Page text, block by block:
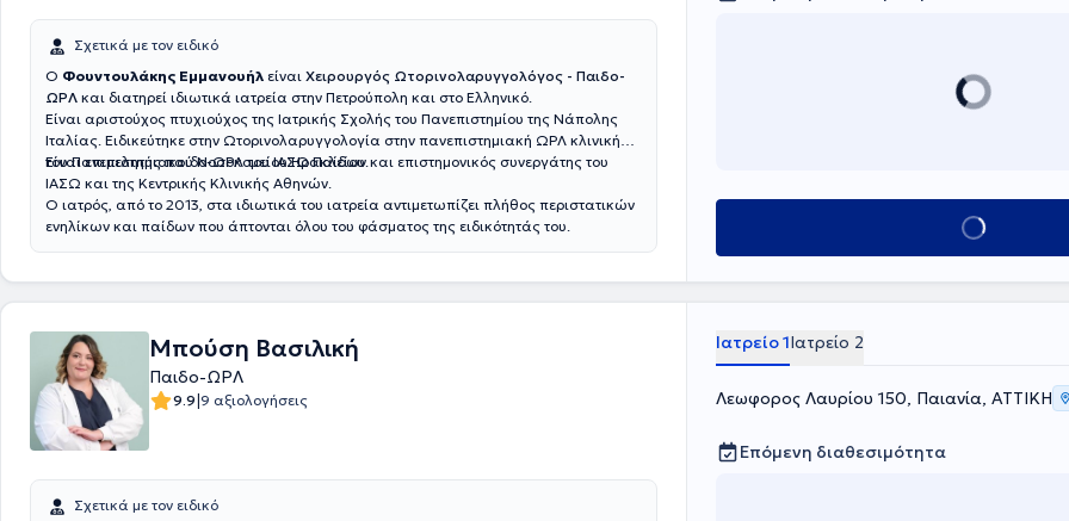
Σχετικά με τον ειδικό
Ο Φουντουλάκης Εμμανουήλ είναι Χειρουργός Ωτορινολαρυγγολόγος - Παιδο-
ΩΡΛ και διατηρεί ιδιωτικά ιατρεία στην Πετρούπολη και στο Ελληνικό.
Είναι αριστούχος πτυχιούχος της Ιατρικής Σχολής του Πανεπιστημίου της Νάπολης
Ιταλίας. Ειδικεύτηκε στην Ωτορινολαρυγγολογία στην πανεπιστημιακή ΩΡΛ κλινική
του Πανεπιστημιακού Νοσοκομείου Ηρακλείου.
Είναι επιμελητής παιδο-ΩΡΛ του ΙΑΣΩ Παίδων και επιστημονικός συνεργάτης του
ΙΑΣΩ και της Κεντρικής Κλινικής Αθηνών.
Ο ιατρός, από το 2013, στα ιδιωτικά του ιατρεία αντιμετωπίζει πλήθος περιστατικών
ενηλίκων και παίδων που άπτονται όλου του φάσματος της ειδικότητάς του.
Κλείσε ραντεβού
Μπούση Βασιλική
Παιδο-ΩΡΛ
9.9|9 αξιολογήσεις
Σχετικά με τον ειδικό
Ιατρείο 1Ιατρείο 2
Λεωφορος Λαυρίου 150, Παιανία, ΑΤΤΙΚΗ
Επόμενη διαθεσιμότητα